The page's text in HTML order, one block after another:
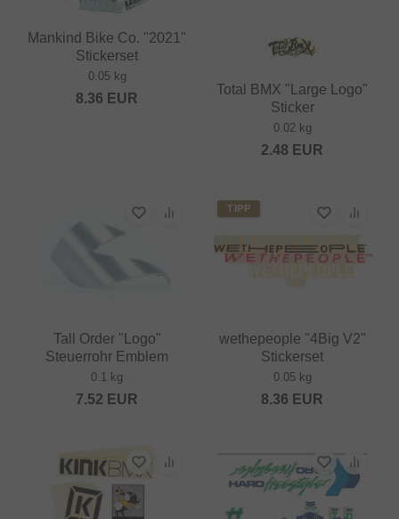
Mankind Bike Co. "2021"
Stickerset
0.05 kg
8.36 EUR
Total BMX "Large Logo"
Sticker
0.02 kg
2.48 EUR
Tall Order "Logo"
Steuerrohr Emblem
0.1 kg
7.52 EUR
TIPP
wethepeople "4Big V2"
Stickerset
0.05 kg
8.36 EUR